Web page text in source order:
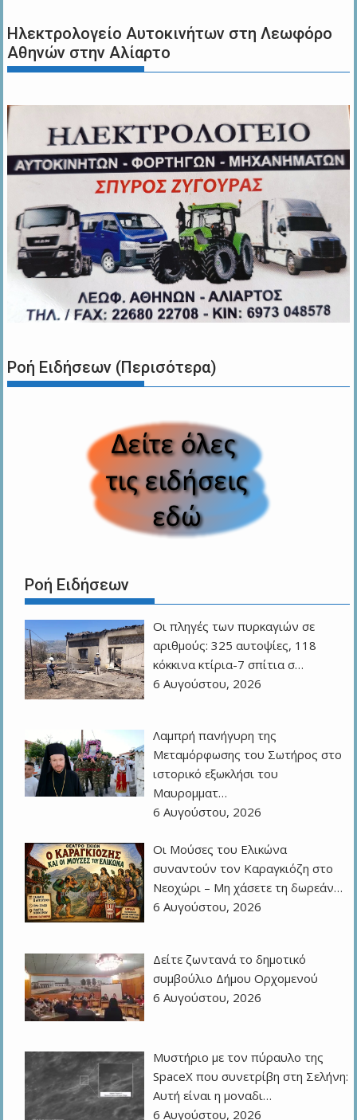
Ηλεκτρολογείο Αυτοκινήτων στη Λεωφόρο
Αθηνών στην Αλίαρτο
Ροή Ειδήσεων (Περισότερα)
Ροή Ειδήσεων
Οι πληγές των πυρκαγιών σε
αριθμούς: 325 αυτοψίες, 118
κόκκινα κτίρια-7 σπίτια σ…
6 Αυγούστου, 2026
Λαμπρή πανήγυρη της
Μεταμόρφωσης του Σωτήρος στο
ιστορικό εξωκλήσι του
Μαυρομματ…
6 Αυγούστου, 2026
Οι Μούσες του Ελικώνα
συναντούν τον Καραγκιόζη στο
Νεοχώρι – Μη χάσετε τη δωρεάν…
6 Αυγούστου, 2026
Δείτε ζωντανά το δημοτικό
συμβούλιο Δήμου Ορχομενού
6 Αυγούστου, 2026
Μυστήριο με τον πύραυλο της
SpaceX που συνετρίβη στη Σελήνη:
Αυτή είναι η μοναδι…
6 Αυγούστου, 2026